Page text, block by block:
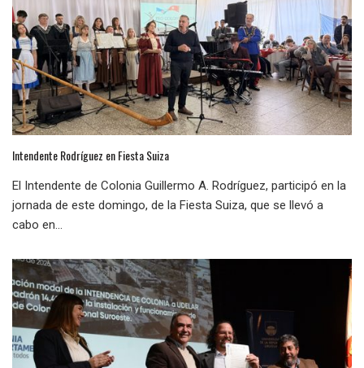
Intendente Rodríguez en Fiesta Suiza
El Intendente de Colonia Guillermo A. Rodríguez, participó en la
jornada de este domingo, de la Fiesta Suiza, que se llevó a
cabo en...